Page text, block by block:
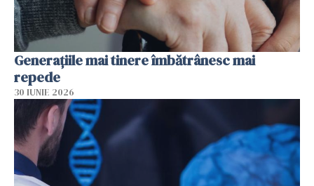
Generațiile mai tinere îmbătrânesc mai
repede
30 IUNIE 2026